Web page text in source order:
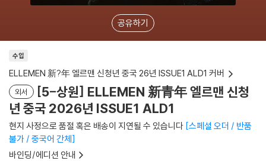
공유하기
수입
ELLEMEN 新?年 엘르맨 신청년 중국 26년 ISSUE1 ALD1 커버
외서
[5-상원] ELLEMEN 新青年 엘르맨 신청
년 중국 2026년 ISSUE1 ALD1
현지 사정으로 품절 혹은 배송이 지연될 수 있습니다 스페셜 오더 / 반품
불가 / 중국어 간체
바인딩/에디션 안내